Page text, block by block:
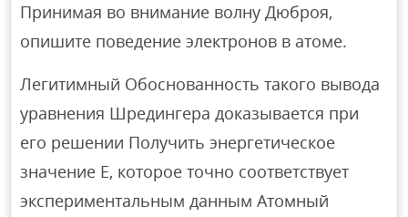
Принимая во внимание волну Дюброя,
опишите поведение электронов в атоме.
Легитимный Обоснованность такого вывода
уравнения Шредингера доказывается при
его решении Получить энергетическое
значение Е, которое точно соответствует
экспериментальным данным Атомный